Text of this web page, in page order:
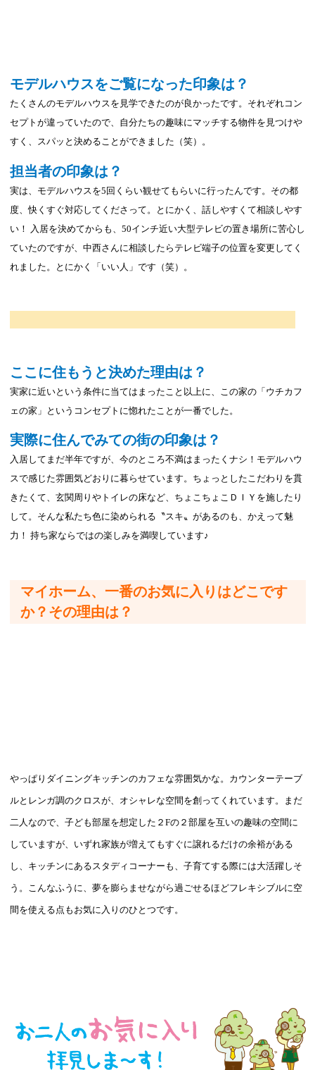
モデルハウスをご覧になった印象は？
たくさんのモデルハウスを見学できたのが良かったです。それぞれコン
セプトが違っていたので、自分たちの趣味にマッチする物件を見つけや
すく、スパッと決めることができました（笑）。
担当者の印象は？
実は、モデルハウスを5回くらい観せてもらいに行ったんです。その都
度、快くすぐ対応してくださって。とにかく、話しやすくて相談しやす
い！ 入居を決めてからも、50インチ近い大型テレビの置き場所に苦心し
ていたのですが、中西さんに相談したらテレビ端子の位置を変更してく
れました。とにかく「いい人」です（笑）。
ここに住もうと決めた理由は？
実家に近いという条件に当てはまったこと以上に、この家の「ウチカフ
ェの家」というコンセプトに惚れたことが一番でした。
実際に住んでみての街の印象は？
入居してまだ半年ですが、今のところ不満はまったくナシ！モデルハウ
スで感じた雰囲気どおりに暮らせています。ちょっとしたこだわりを貫
きたくて、玄関周りやトイレの床など、ちょこちょこＤＩＹを施したり
して。そんな私たち色に染められる〝スキ〟があるのも、かえって魅
力！ 持ち家ならではの楽しみを満喫しています♪
マイホーム、一番のお気に入りはどこです
か？その理由は？
やっぱりダイニングキッチンのカフェな雰囲気かな。カウンターテーブ
ルとレンガ調のクロスが、オシャレな空間を創ってくれています。まだ
二人なので、子ども部屋を想定した２Fの２部屋を互いの趣味の空間に
していますが、いずれ家族が増えてもすぐに譲れるだけの余裕がある
し、キッチンにあるスタディコーナーも、子育てする際には大活躍しそ
う。こんなふうに、夢を膨らませながら過ごせるほどフレキシブルに空
間を使える点もお気に入りのひとつです。